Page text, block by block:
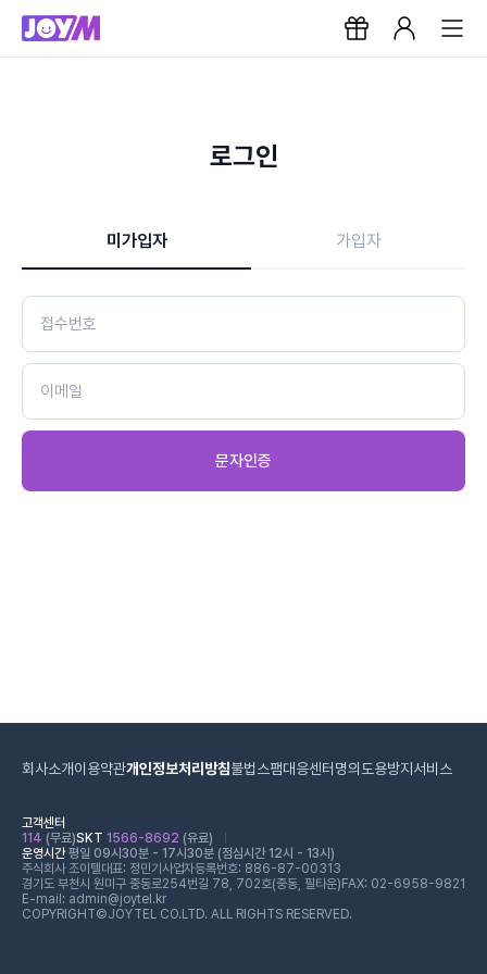
로그인
미가입자 가입자
문자인증
회사소개이용약관개인정보처리방침불법스팸대응센터 명의도용방지서비스
고객센터
114 (무료)SKT 1566-8692 (유료)
운영시간평일 09시30분 - 17시30분 (점심시간 12시 - 13시)
주식회사 조이텔대표: 정민기 사업자등록번호: 886-87-00313
경기도 부천시 원미구 중동로254번길 78, 702호(중동, 필타운) FAX: 02-6958-9821
E-mail: admin@joytel.kr
COPYRIGHT©JOYTEL CO.LTD. ALL RIGHTS RESERVED.